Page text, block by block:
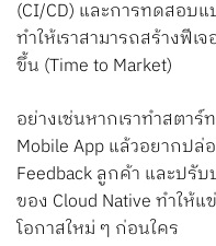
(CI/CD) และการทดสอบแ
ทำให้เราสามารถสร้างฟีเ
ขึ้น (Time to Market)
อย่างเช่นหากเราทำสตา
Mobile App แล้วอยากปล่
Feedback ลูกค้า และปรั
ของ Cloud Native ทำให้
โอกาสใหม่ ๆ ก่อนใคร